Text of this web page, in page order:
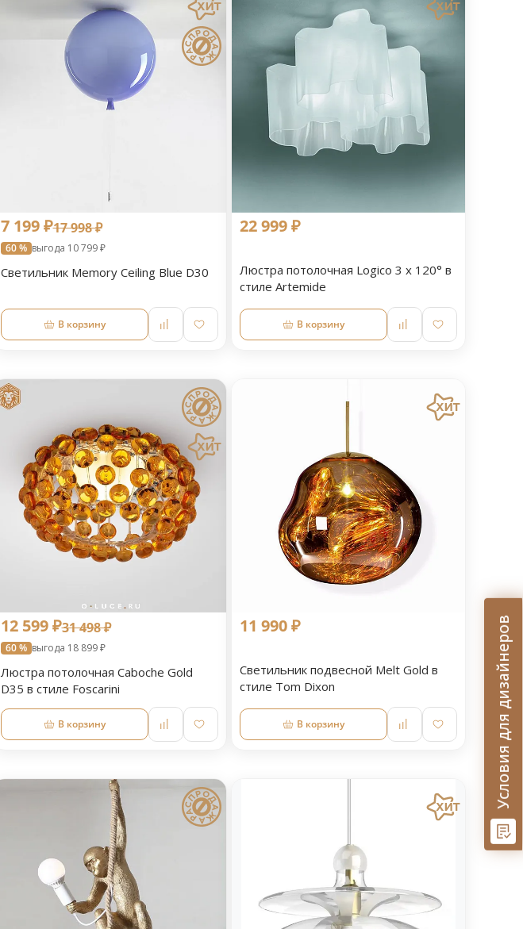
7 199 ₽17 998 ₽
60 % выгода 10 799 ₽
Светильник Memory Ceiling Blue D30
В корзину
22 999 ₽
Люстра потолочная Logico 3 x 120° в
стиле Artemide
В корзину
12 599 ₽31 498 ₽
60 % выгода 18 899 ₽
Люстра потолочная Caboche Gold
D35 в стиле Foscarini
В корзину
11 990 ₽
Светильник подвесной Melt Gold в
стиле Tom Dixon
В корзину Условия для дизайнеров